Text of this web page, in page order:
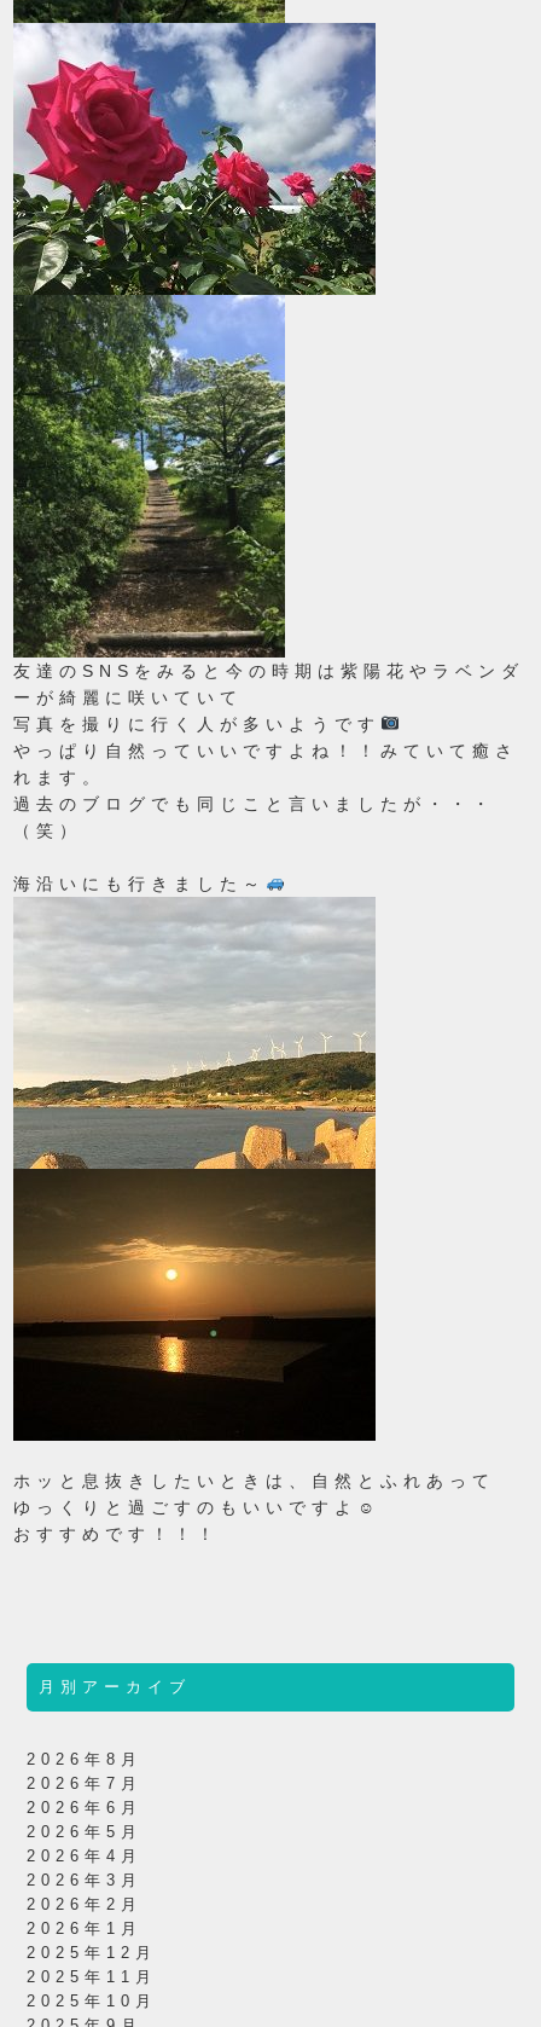
友達のSNSをみると今の時期は紫陽花やラベンダ
ーが綺麗に咲いていて
写真を撮りに行く人が多いようです
やっぱり自然っていいですよね！！みていて癒さ
れます。
過去のブログでも同じこと言いましたが・・・
（笑）
海沿いにも行きました～
ホッと息抜きしたいときは、自然とふれあって
ゆっくりと過ごすのもいいですよ☺
おすすめです！！！
月別アーカイブ
2026年8月
2026年7月
2026年6月
2026年5月
2026年4月
2026年3月
2026年2月
2026年1月
2025年12月
2025年11月
2025年10月